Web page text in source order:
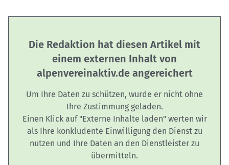
Die Redaktion hat diesen Artikel mit
einem externen Inhalt von
alpenvereinaktiv.de angereichert
Um Ihre Daten zu schützen, wurde er nicht ohne
Ihre Zustimmung geladen.
Einen Klick auf "Externe Inhalte laden" werten wir
als Ihre konkludente Einwilligung den Dienst zu
nutzen und Ihre Daten an den Dienstleister zu
übermitteln.